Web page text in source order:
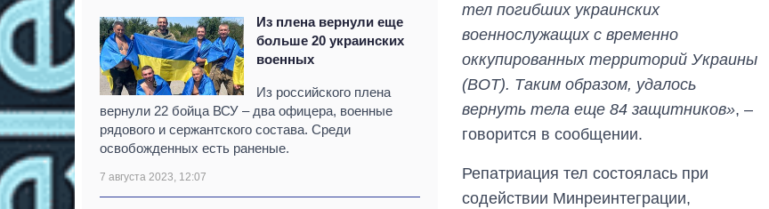
Из плена вернули еще
больше 20 украинских
военных
Из российского плена
вернули 22 бойца ВСУ – два офицера, военные
рядового и сержантского состава. Среди
освобожденных есть раненые.
7 августа 2023, 12:07
тел погибших украинских
военнослужащих с временно
оккупированных территорий Украины
(ВОТ). Таким образом, удалось
вернуть тела еще 84 защитников», –
говорится в сообщении.
Репатриация тел состоялась при
содействии Минреинтеграции,
Дефицит памяти:
как вырос спрос
на 2027-й